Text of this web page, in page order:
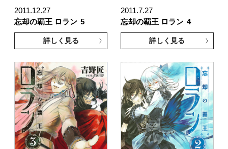
2011.12.27
忘却の覇王 ロラン 5
詳しく見る
2011.7.27
忘却の覇王 ロラン 4
詳しく見る